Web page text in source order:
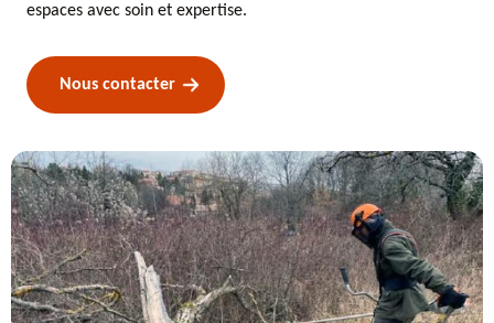
espaces avec soin et expertise.
Nous contacter